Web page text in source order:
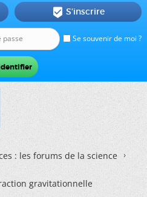
Se souvenir de moi ?
 S'inscrire
: les forums de la science
gravitationnelle